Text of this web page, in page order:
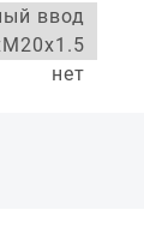
ввод
нет